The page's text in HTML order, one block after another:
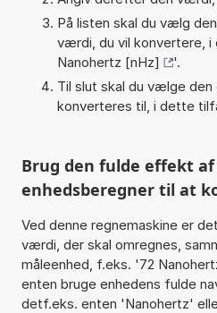
På listen skal du vælg
værdi, du vil konvertere,
Nanohertz [nHz]
'.
Til slut skal du vælge
konverteres til, i dette
Brug den fulde effekt
enhedsberegner til at
Ved denne regnemaskine er
værdi, der skal omregnes,
måleenhed, f.eks. '72
enten bruge enhedens fulde
detf.eks. enten 'Nanohertz'